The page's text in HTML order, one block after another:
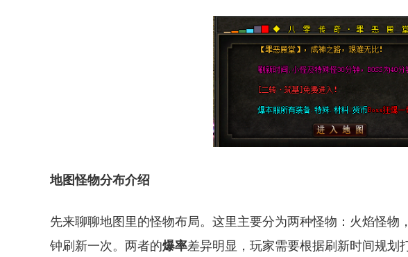
地图怪物分布介绍
先来聊聊地图里的怪物布局。这里主要分为两种怪物：火焰怪物
钟刷新一次。两者的爆率差异明显，玩家需要根据刷新时间规划